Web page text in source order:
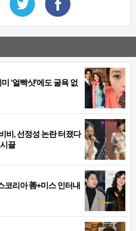
‘얼빡샷’에도 굴욕 없
비, 선정성 논란 터졌다
끌
코리아 善+미스 인터내